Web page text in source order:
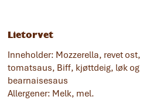
Lietorvet
Inneholder: Mozzerella, revet ost,
tomatsaus, Biff, kjøttdeig, løk og
bearnaisesaus
Allergener: Melk, mel.